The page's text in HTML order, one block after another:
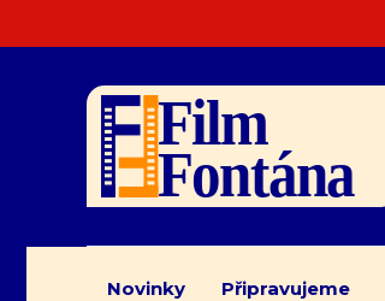
Novinky Připravujeme